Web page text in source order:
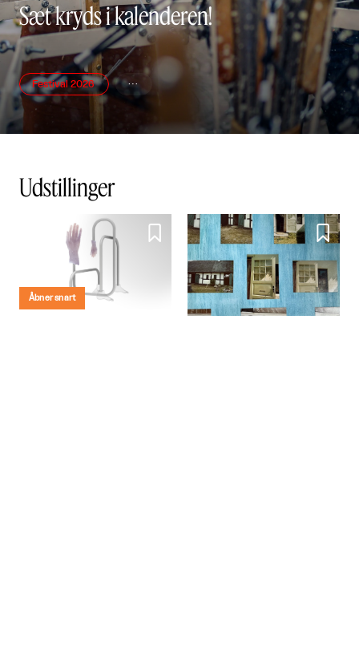
Sæt kryds i kalenderen!
Festival 2026 
Udstillinger

Åbner snart
